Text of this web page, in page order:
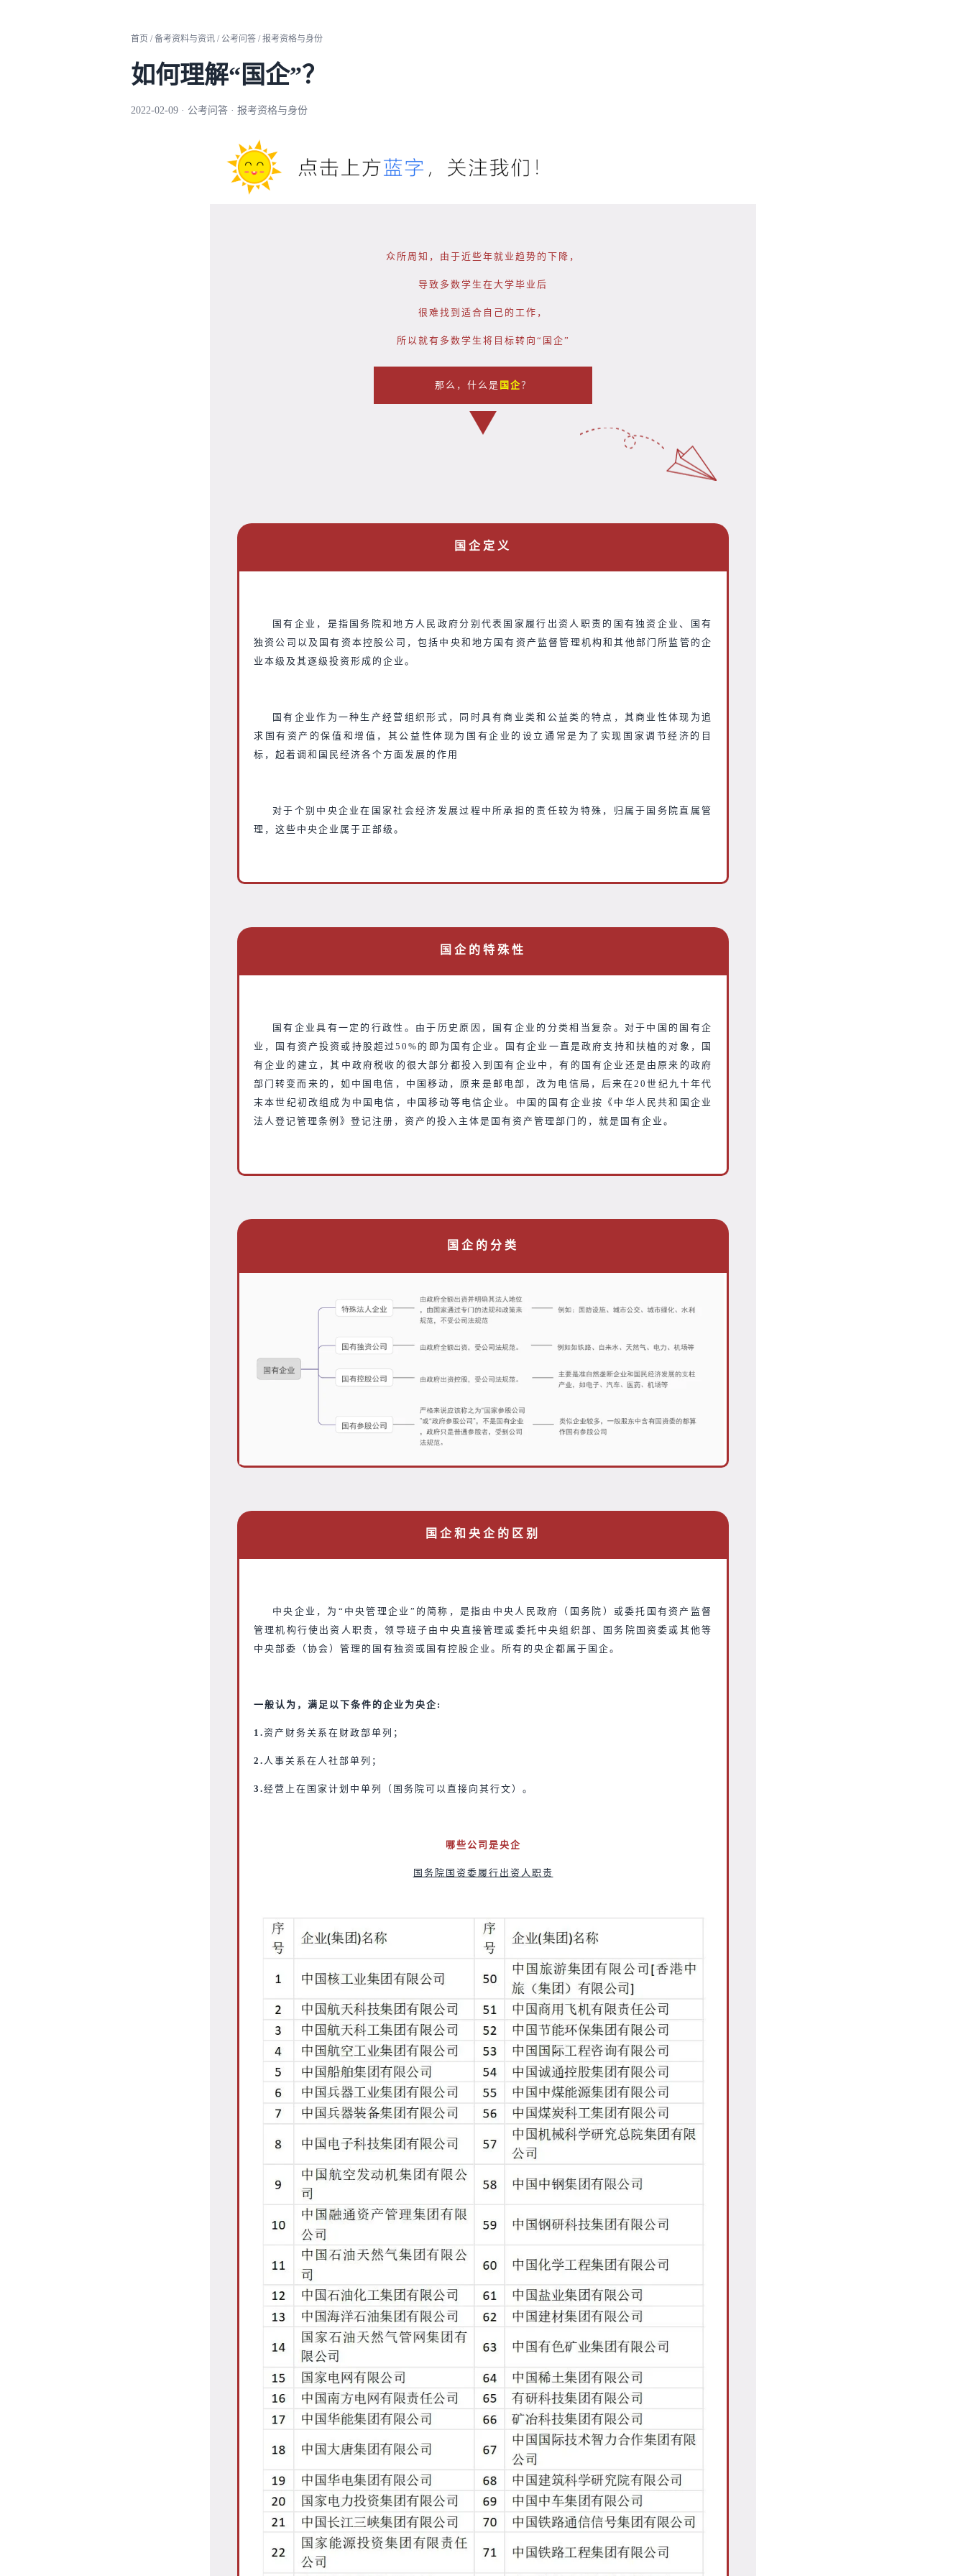
首页 / 备考资料与资讯 / 公考问答 / 报考资格与身份
如何理解“国企”？
2022-02-09 · 公考问答 · 报考资格与身份
众所周知，由于近些年就业趋势的下降，
导致多数学生在大学毕业后
很难找到适合自己的工作，
所以就有多数学生将目标转向“国企”
那么，什么是 国企？
国企定义
国有企业，是指国务院和地方人民政府分别代表国家履行出资人职责的国有独资企业、国有
独资公司以及国有资本控股公司，包括中央和地方国有资产监督管理机构和其他部门所监管的企
业本级及其逐级投资形成的企业。
国有企业作为一种生产经营组织形式，同时具有商业类和公益类的特点，其商业性体现为追
求国有资产的保值和增值，其公益性体现为国有企业的设立通常是为了实现国家调节经济的目
标，起着调和国民经济各个方面发展的作用
对于个别中央企业在国家社会经济发展过程中所承担的责任较为特殊，归属于国务院直属管
理，这些中央企业属于正部级。
国企的特殊性
国有企业具有一定的行政性。由于历史原因，国有企业的分类相当复杂。对于中国的国有企
业，国有资产投资或持股超过50%的即为国有企业。国有企业一直是政府支持和扶植的对象，国
有企业的建立，其中政府税收的很大部分都投入到国有企业中，有的国有企业还是由原来的政府
部门转变而来的，如中国电信，中国移动，原来是邮电部，改为电信局，后来在20世纪九十年代
末本世纪初改组成为中国电信，中国移动等电信企业。中国的国有企业按《中华人民共和国企业
法人登记管理条例》登记注册，资产的投入主体是国有资产管理部门的，就是国有企业。
国企的分类
国企和央企的区别
中央企业，为“中央管理企业”的简称，是指由中央人民政府（国务院）或委托国有资产监督
管理机构行使出资人职责，领导班子由中央直接管理或委托中央组织部、国务院国资委或其他等
中央部委（协会）管理的国有独资或国有控股企业。所有的央企都属于国企。
一般认为，满足以下条件的企业为央企:
1.资产财务关系在财政部单列；
2. 人事关系在人社部单列；
3.经营上在国家计划中单列（国务院可以直接向其行文）。
哪些公司是央企
国务院国资委履行出资人职责